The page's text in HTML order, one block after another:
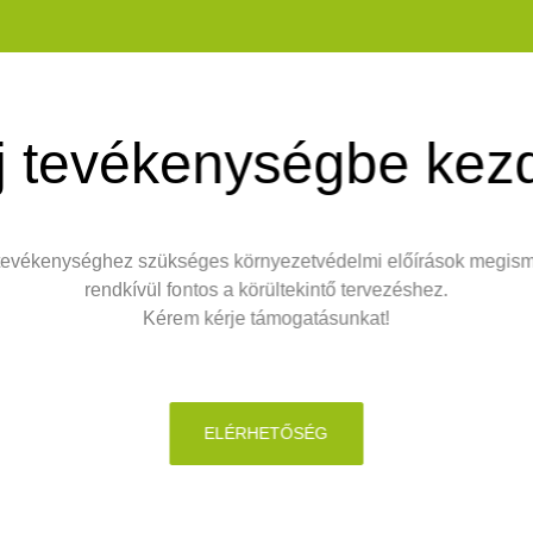
tevékenységbe
szükséges környezetvédelmi előírások
rendkívül fontos a körültekintő tervezéshez.
Kérem kérje támogatásunkat!
ELÉRHETŐSÉG